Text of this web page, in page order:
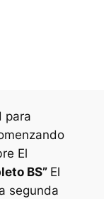
para
El
BS” El
segunda